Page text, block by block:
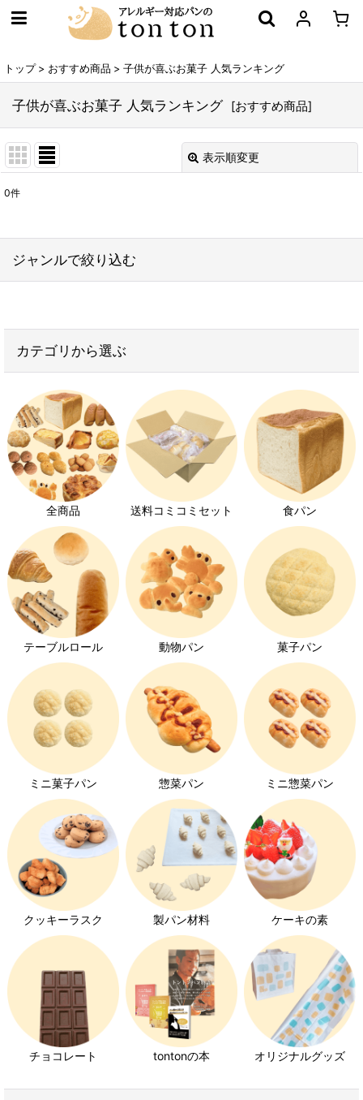
トップ > おすすめ商品 > 子供が喜ぶお菓子 人気ランキング
子供が喜ぶお菓子 人気ランキング [おすすめ商品]
表示順変更
在庫あり
絞り込む
0件
ジャンルで絞り込む
子供が喜ぶお菓子
学校給食用パン
おかずパン
無添加パン
ヴィーガンパン
離乳食におすすめのパン
お家でパン屋さん
大豆アレルギー対応
オーダーパン
メロンパン特集
コッペパン特集
クロワッサン特集
キユーピーエッグケア特集
みんなの食卓ロースハム特集
ホイップクリーム特集
チョコレート特集
発芽玄米パン特集
カテゴリから選ぶ
全商品 送料コミコミセット 食パン
テーブルロール 動物パン 菓子パン
ミニ菓子パン 惣菜パン ミニ惣菜パン
クッキーラスク 製パン材料 ケーキの素
チョコレート tontonの本 オリジナルグッズ